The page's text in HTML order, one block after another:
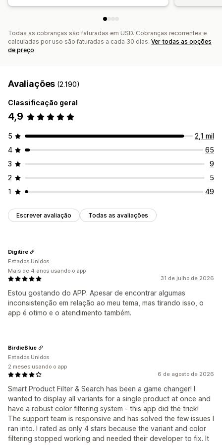
Todas as cobranças são faturadas em USD. Cobranças recorrentes e
calculadas por uso são faturadas a cada 30 dias. Ver todas as opções
de preço
Avaliações (2.190)
Classificação geral
4,9
5
2,1 mil
4
65
3
9
2
5
1
49
Escrever avaliação Todas as avaliações
31 de julho de 2026
Estou gostando do APP. Apesar de encontrar algumas
inconsistenção em relação ao meu tema, mas tirando isso, o
app é otimo e o atendimento também.
Digitire
Estados Unidos
Mais de 4 anos usando o app
6 de agosto de 2026
Smart Product Filter & Search has been a game changer! I
wanted to display all variants for a single product at once and
have a robust color filtering system - this app did the trick!
The support team is responsive and has solved the few issues I
ran into. I rated as only 4 stars because the variant and color
filtering stopped working and needed their developer to fix. It
BirdieBlue
Estados Unidos
2 meses usando o app